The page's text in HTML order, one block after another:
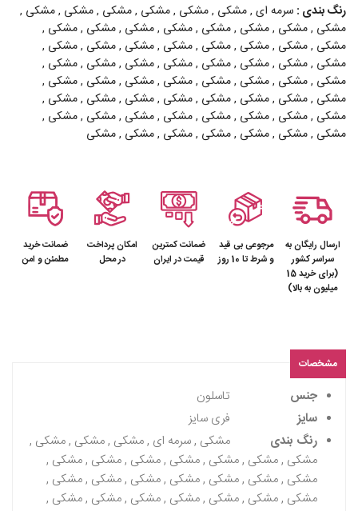
رنگ بندی : سرمه ای , مشکی , مشکی , مشکی , مشکی , مشکی , مشکی ,
مشکی , مشکی , مشکی , مشکی , مشکی , مشکی , مشکی , مشکی ,
مشکی , مشکی , مشکی , مشکی , مشکی , مشکی , مشکی , مشکی ,
مشکی , مشکی , مشکی , مشکی , مشکی , مشکی , مشکی , مشکی ,
مشکی , مشکی , مشکی , مشکی , مشکی , مشکی , مشکی , مشکی ,
مشکی , مشکی , مشکی , مشکی , مشکی , مشکی , مشکی , مشکی ,
مشکی , مشکی , مشکی , مشکی , مشکی , مشکی , مشکی , مشکی ,
مشکی , مشکی , مشکی , مشکی , مشکی , مشکی , مشکی
ارسال رایگان به
سراسر کشور
(برای خرید 15
میلیون به بالا)
مرجوعی بی قید
و شرط تا 10 روز
ضمانت کمترین
قیمت در ایران
امکان پرداخت
در محل
ضمانت خرید
مطمئن و امن
مشخصات
جنس
تاسلون
سایز
فری سایز
رنگ بندی
مشکی , سرمه ای , مشکی , مشکی , مشکی ,
مشکی , مشکی , مشکی , مشکی , مشکی , مشکی , مشکی ,
مشکی , مشکی , مشکی , مشکی , مشکی , مشکی , مشکی ,
مشکی , مشکی , مشکی , مشکی , مشکی , مشکی , مشکی ,